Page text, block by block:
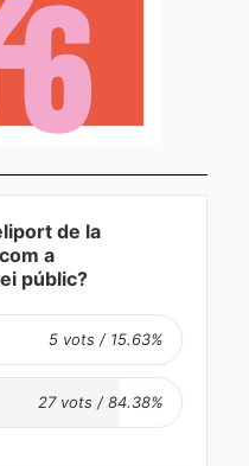
de la
a
públic?